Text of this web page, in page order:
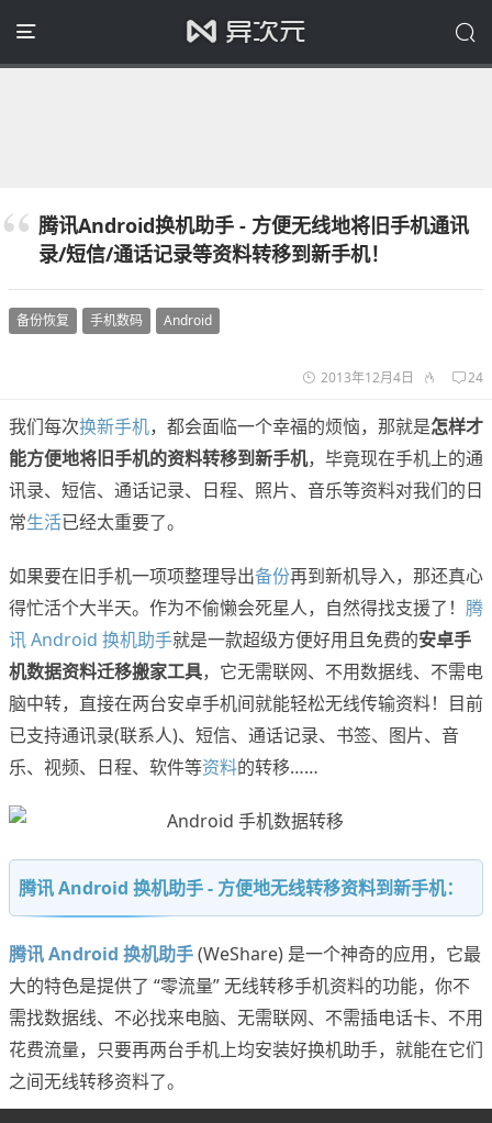
腾讯Android换机助手 - 方便无线地将旧手机通讯
录/短信/通话记录等资料转移到新手机！
备份恢复 手机数码 Android
2013年12月4日 24
我们每次换新手机，都会面临一个幸福的烦恼，那就是怎样才
能方便地将旧手机的资料转移到新手机，毕竟现在手机上的通
讯录、短信、通话记录、日程、照片、音乐等资料对我们的日
常生活已经太重要了。
如果要在旧手机一项项整理导出备份再到新机导入，那还真心
得忙活个大半天。作为不偷懒会死星人，自然得找支援了！ 腾
讯 Android 换机助手就是一款超级方便好用且免费的安卓手
机数据资料迁移搬家工具，它无需联网、不用数据线、不需电
脑中转，直接在两台安卓手机间就能轻松无线传输资料！目前
已支持通讯录(联系人)、短信、通话记录、书签、图片、音
乐、视频、日程、软件等资料的转移……
腾讯 Android 换机助手 - 方便地无线转移资料到新手机：
腾讯 Android 换机助手(WeShare) 是一个神奇的应用，它最
大的特色是提供了 “零流量” 无线转移手机资料的功能，你不
需找数据线、不必找来电脑、无需联网、不需插电话卡、不用
花费流量，只要再两台手机上均安装好换机助手，就能在它们
之间无线转移资料了。